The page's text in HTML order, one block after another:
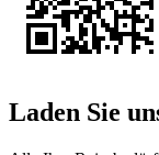
Laden Sie